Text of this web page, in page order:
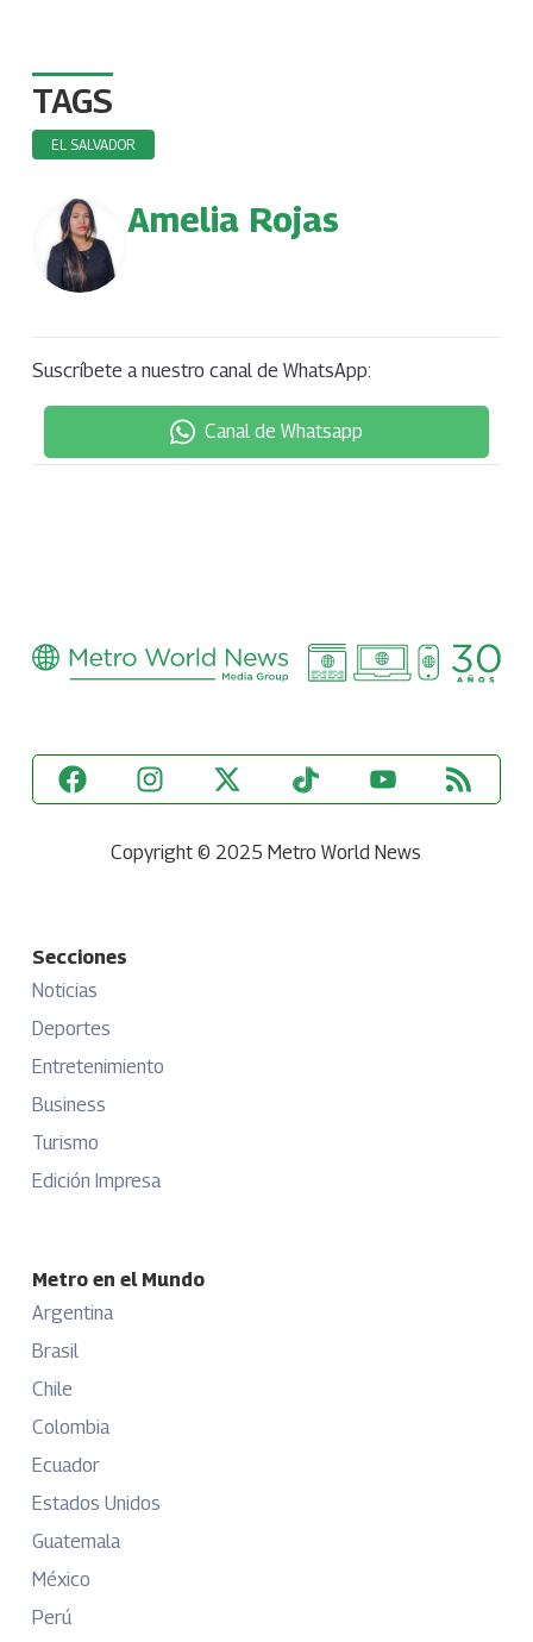
TAGS
EL SALVADOR
Amelia Rojas
Suscríbete a nuestro canal de WhatsApp:
Canal de Whatsapp
Copyright © 2025 Metro World News
Secciones
Noticias
Deportes
Entretenimiento
Business
Turismo
Edición Impresa
Metro en el Mundo
Argentina
Brasil
Chile
Colombia
Ecuador
Estados Unidos
Guatemala
México
Perú